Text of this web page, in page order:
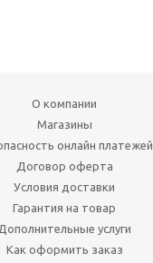
О компании
Магазины
онлайн платежей
Договор оферта
Условия доставки
Гарантия на товар
Дополнительные услуги
Как оформить заказ